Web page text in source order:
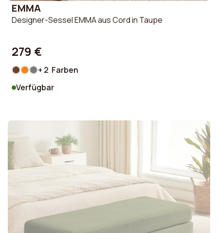
EMMA
Designer-Sessel EMMA aus Cord in Taupe
279 €
+ 2 Farben
Verfügbar